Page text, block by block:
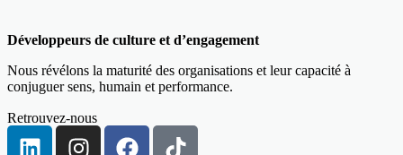
Développeurs de culture et d’engagement
Nous révélons la maturité des organisations et leur capacité à
conjuguer sens, humain et performance.
Retrouvez-nous